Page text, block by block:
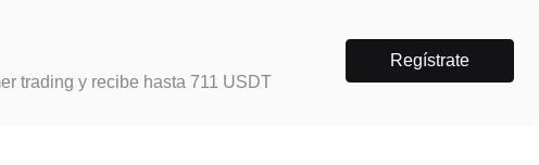
trading y recibe hasta 711 USDT
Regístrate